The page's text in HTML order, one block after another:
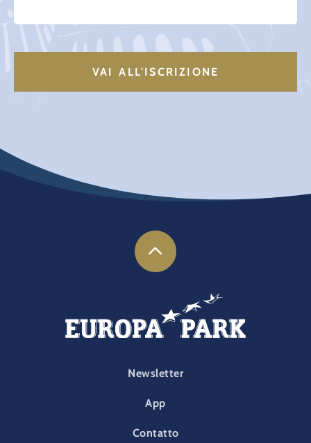
FOOTER-PARK
Newsletter
App
Contatto